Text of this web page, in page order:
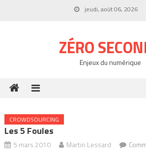
jeudi, août 06, 2026
ZÉRO
Enjeux du numérique
CROWDSOURCING
Les 5 Foules
5 mars 2010 Martin Lessard